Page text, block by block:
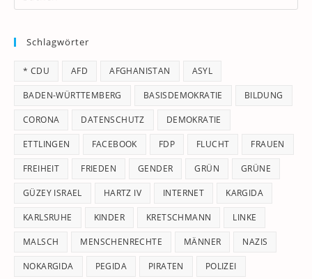
Schlagwörter
* CDU AFD AFGHANISTAN ASYL
BADEN-WÜRTTEMBERG BASISDEMOKRATIE BILDUNG
CORONA DATENSCHUTZ DEMOKRATIE
ETTLINGEN FACEBOOK FDP FLUCHT FRAUEN
FREIHEIT FRIEDEN GENDER GRÜN GRÜNE
GÜZEY ISRAEL HARTZ IV INTERNET KARGIDA
KARLSRUHE KINDER KRETSCHMANN LINKE
MALSCH MENSCHENRECHTE MÄNNER NAZIS
NOKARGIDA PEGIDA PIRATEN POLIZEI